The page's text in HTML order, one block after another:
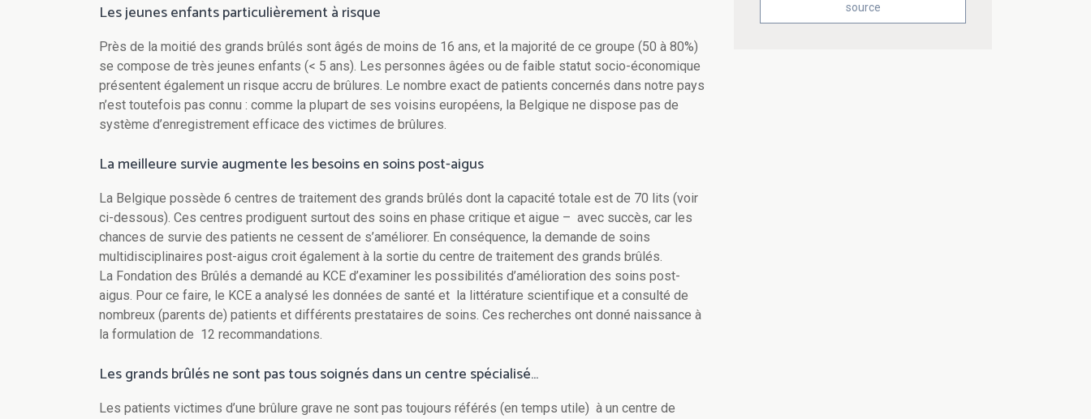
Les jeunes enfants particulièrement à risque
Près de la moitié des grands brûlés sont âgés de moins de 16 ans, et la majorité de ce groupe (50 à 80%)
se compose de très jeunes enfants (< 5 ans). Les personnes âgées ou de faible statut socio-économique
présentent également un risque accru de brûlures. Le nombre exact de patients concernés dans notre pays
n’est toutefois pas connu : comme la plupart de ses voisins européens, la Belgique ne dispose pas de
système d’enregistrement efficace des victimes de brûlures.
La meilleure survie augmente les besoins en soins post-aigus
La Belgique possède 6 centres de traitement des grands brûlés dont la capacité totale est de 70 lits (voir
ci-dessous). Ces centres prodiguent surtout des soins en phase critique et aigue – avec succès, car les
chances de survie des patients ne cessent de s’améliorer. En conséquence, la demande de soins
multidisciplinaires post-aigus croit également à la sortie du centre de traitement des grands brûlés.
La Fondation des Brûlés a demandé au KCE d’examiner les possibilités d’amélioration des soins post-
aigus. Pour ce faire, le KCE a analysé les données de santé et la littérature scientifique et a consulté de
nombreux (parents de) patients et différents prestataires de soins. Ces recherches ont donné naissance à
la formulation de 12 recommandations.
Les grands brûlés ne sont pas tous soignés dans un centre spécialisé…
Les patients victimes d’une brûlure grave ne sont pas toujours référés (en temps utile) à un centre de
source